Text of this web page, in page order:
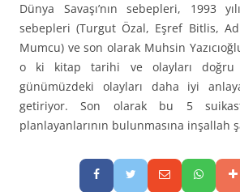
Dünya Savaşı’nın sebepleri, 1993
sebepleri (Turgut Özal, Eşref Bitlis,
Mumcu) ve son olarak Muhsin
o ki kitap tarihi ve olayları doğru
günümüzdeki olayları daha iyi
getiriyor. Son olarak bu 5
planlayanlarının bulunmasına inşallah